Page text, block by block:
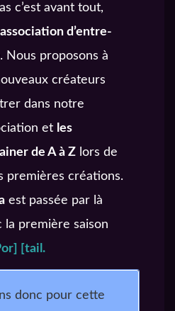
30€ – Dieu
sauf que si un jour on
c’est avant tout,
d’entre-
. Nous proposons à
créateurs
dans notre
et les
de A à Z lors de
premières créations.
est passée par là
la première saison
[tail.
donc pour cette